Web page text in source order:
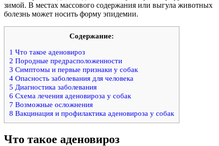
зимой. В местах массового содержания или выгула животных
болезнь может носить форму эпидемии.
Содержание:
1 Что такое аденовироз
2 Породные предрасположенности
3 Симптомы и первые признаки у собак
4 Опасность заболевания для человека
5 Диагностика заболевания
6 Схема лечения аденовироза у собак
7 Возможные осложнения
8 Вакцинация и профилактика аденовироза у собак
Что такое аденовироз